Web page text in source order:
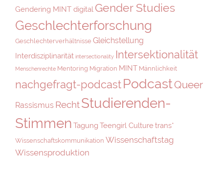
Gendering MINT digital Gender Studies
Geschlechterforschung
Geschlechterverhältnisse Gleichstellung
Interdisziplinarität intersectionality Intersektionalität
Menschenrechte Mentoring Migration MINT Männlichkeit
nachgefragt-podcastPodcastQueer
Rassismus RechtStudierenden-
Stimmen Tagung Teengirl Culturetrans*
Wissenschaftskommunikation Wissenschaftstag
Wissensproduktion